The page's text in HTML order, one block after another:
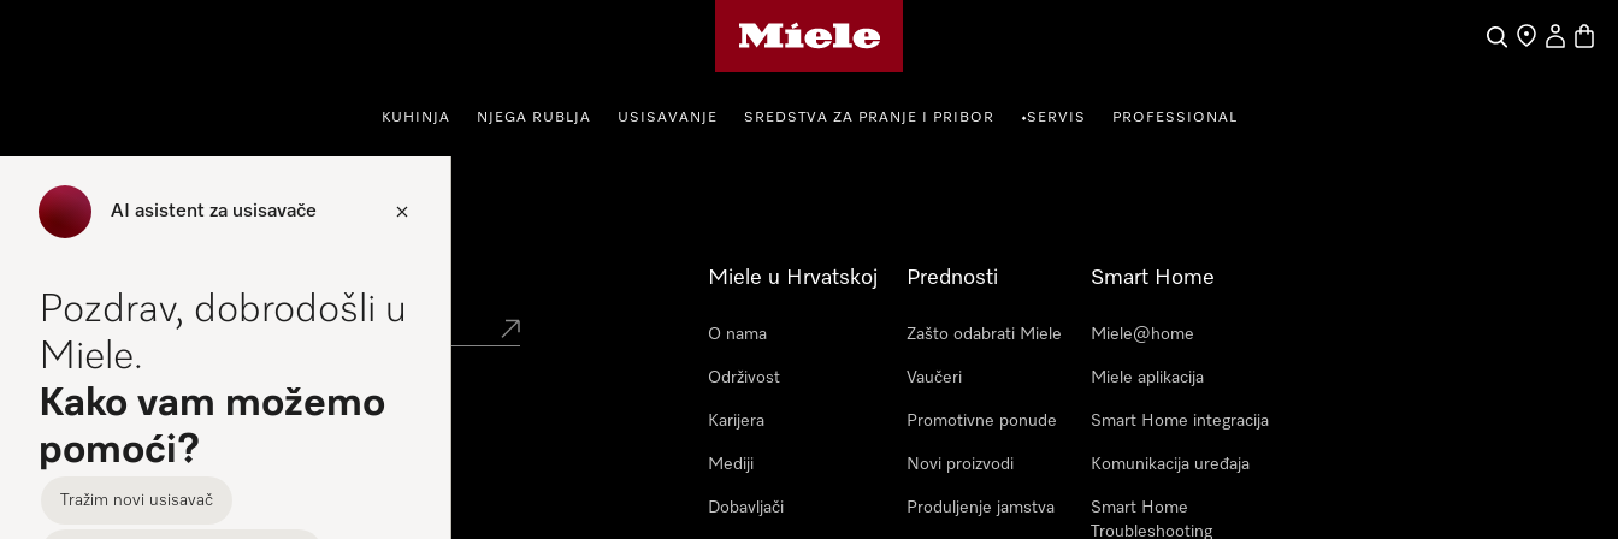
PretragaTraženjeKorisnički
KUHINJA NJEGA RUBLJA USISAVANJE SREDSTVA ZA PRANJE I PRIBOR •SERVIS PROFESSIONAL
AI asistent za usisavače
Pozdrav, dobrodošli u
Miele.
Kako vam možemo
pomoći?
Tražim novi usisavač
Miele Experience Center
Miele Experience Center Split
Miele u Hrvatskoj
O nama
Održivost
Karijera
Mediji
Dobavljači
Prednosti
Zašto odabrati Miele
Vaučeri
Promotivne ponude
Novi proizvodi
Produljenje jamstva
Smart Home
Miele@home
Miele aplikacija
Smart Home integracija
Komunikacija uređaja
Smart Home
Troubleshooting